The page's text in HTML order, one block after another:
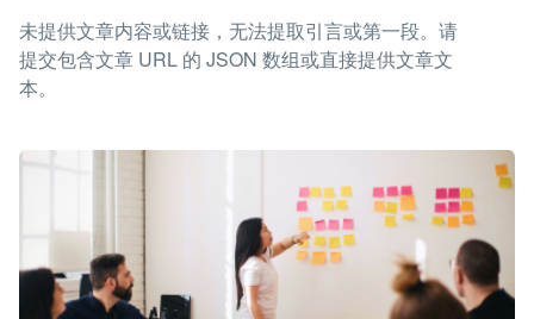
未提供文章内容或链接，无法提取引言或第一段。请
提交包含文章 URL 的 JSON 数组或直接提供文章文
本。